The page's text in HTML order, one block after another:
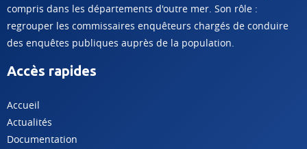
compris dans les départements d'outre mer. Son rôle :
regrouper les commissaires enquêteurs chargés de conduire
des enquêtes publiques auprès de la population.
Accès rapides
Accueil
Actualités
Documentation